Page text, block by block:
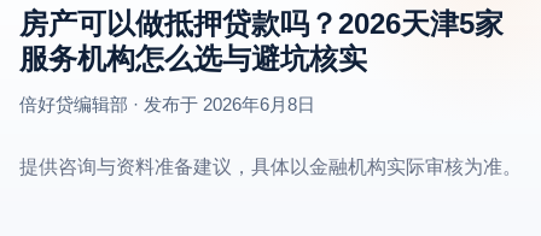
房产可以做抵押贷款吗？2026天津5家
服务机构怎么选与避坑核实
倍好贷编辑部 · 发布于 2026年6月8日
提供咨询与资料准备建议，具体以金融机构实际审核为准。